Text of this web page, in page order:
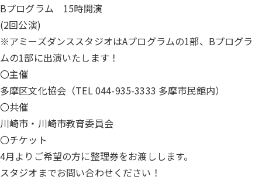
Bプログラム 15時開演
(2回公演)
※アミーズダンススタジオはAプログラムの1部、Bプログラ
ムの1部に出演いたします！
〇主催
多摩区文化協会（TEL 044-935-3333 多摩市民館内）
〇共催
川崎市・川崎市教育委員会
〇チケット
4月よりご希望の方に整理券をお渡しします。
スタジオまでお問い合わせください！